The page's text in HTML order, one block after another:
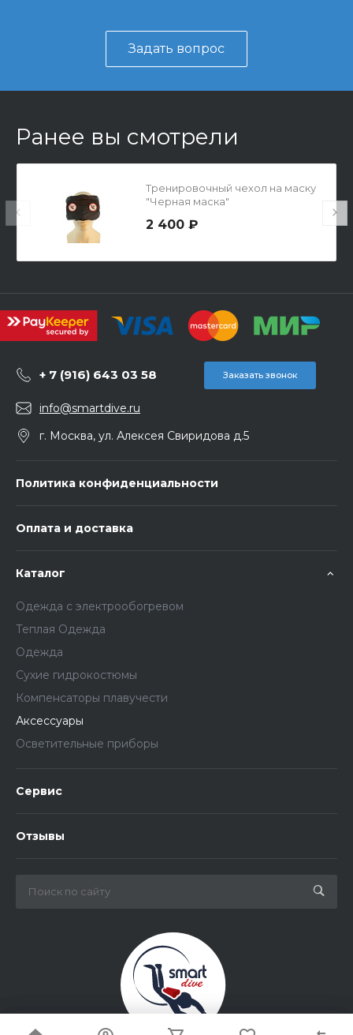
Задать вопрос
Ранее вы смотрели
Тренировочный чехол на маску
"Черная маска"
2 400 ₽
+ 7 (916) 643 03 58 Заказать звонок
info@smartdive.ru
г. Москва, ул. Алексея Свиридова д.5
Политика конфиденциальности
Оплата и доставка
Каталог
Одежда с электрообогревом
Теплая Одежда
Одежда
Сухие гидрокостюмы
Компенсаторы плавучести
Аксессуары
Осветительные приборы
Сервис
Отзывы